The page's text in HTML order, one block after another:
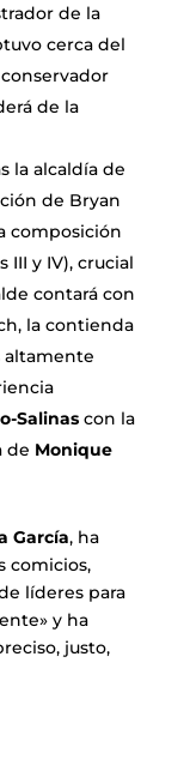
de la
cerca del
de la
la alcaldía de
de Bryan
composición
III y IV), crucial
contará con
la contienda
altamente
Salinascon la
de Monique
García, ha
comicios,
líderes para
y ha
justo,